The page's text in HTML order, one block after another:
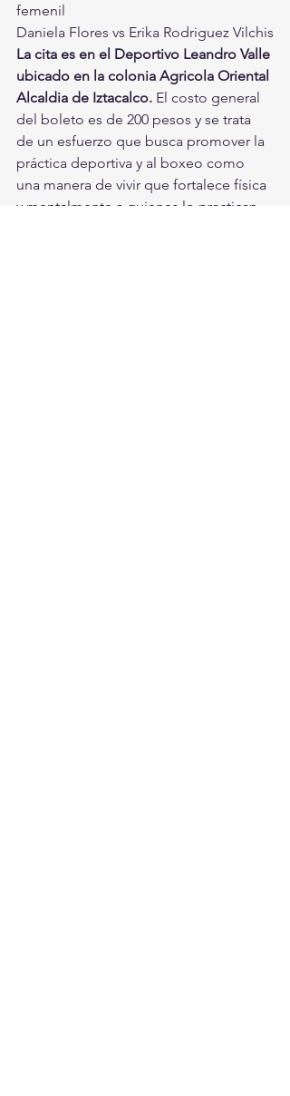
femenil
Daniela Flores vs Erika Rodriguez Vilchis
La cita es en el Deportivo Leandro Valle
ubicado en la colonia Agricola Oriental
Alcaldia de Iztacalco. El costo general
del boleto es de 200 pesos y se trata
de un esfuerzo que busca promover la
práctica deportiva y al boxeo como
una manera de vivir que fortalece física
y mentalmente a quienes lo practican.